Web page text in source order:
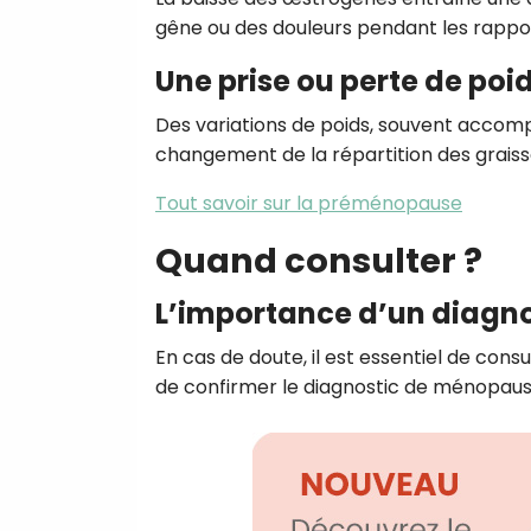
gêne ou des douleurs pendant les
Une prise ou perte de
Des variations de poids, souvent
changement de la répartition des
Tout savoir sur la préménopause
Quand consulter ?
L’importance d’un
En cas de doute, il est essentiel de
de confirmer le diagnostic de